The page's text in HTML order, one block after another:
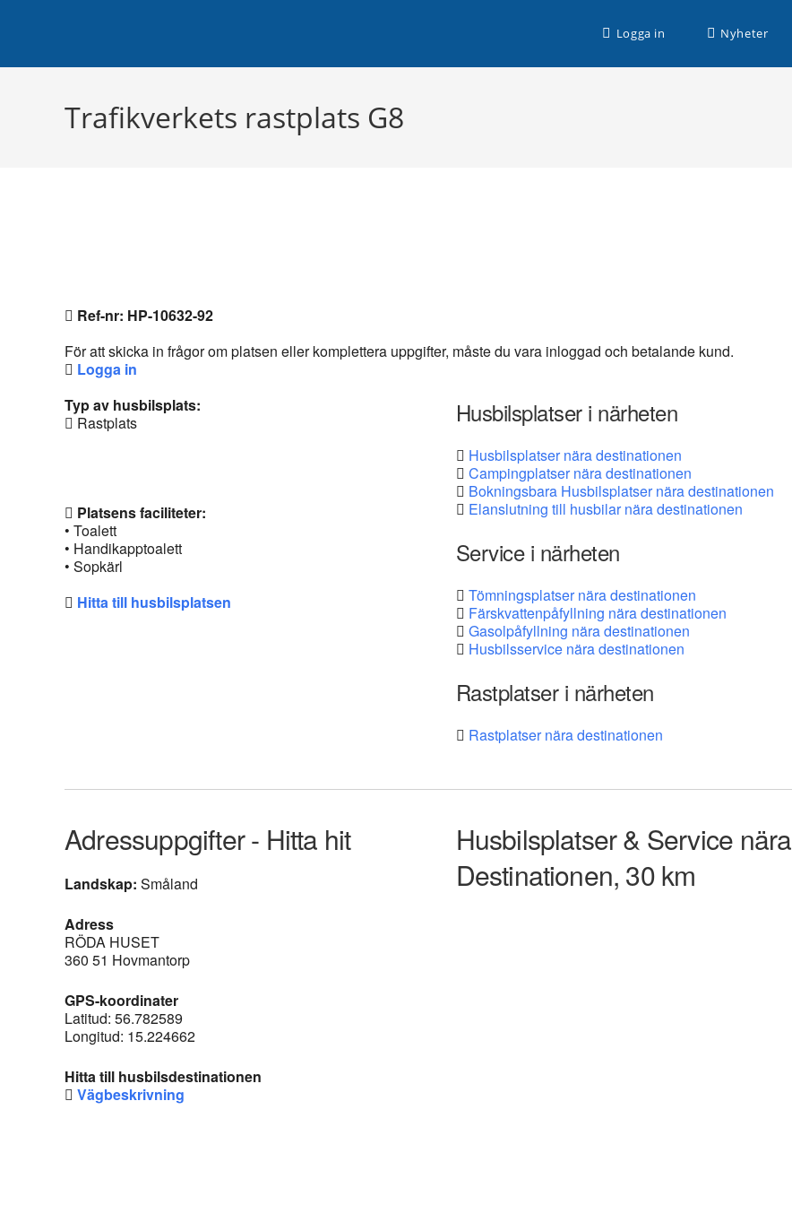
Logga in Nyheter
Trafikverkets rastplats G8
Ref-nr: HP-10632-92
För att skicka in frågor om platsen eller komplettera uppgifter, måste du vara inloggad och betalande kund.
Logga in
Typ av husbilsplats:
Rastplats
Platsens faciliteter:
• Toalett
• Handikapptoalett
• Sopkärl
Hitta till husbilsplatsen
Husbilsplatser i närheten
Husbilsplatser nära destinationen
Campingplatser nära destinationen
Bokningsbara Husbilsplatser nära destinationen
Elanslutning till husbilar nära destinationen
Service i närheten
Tömningsplatser nära destinationen
Färskvattenpåfyllning nära destinationen
Gasolpåfyllning nära destinationen
Husbilsservice nära destinationen
Rastplatser i närheten
Rastplatser nära destinationen
Adressuppgifter - Hitta hit
Landskap: Småland
Adress
RÖDA HUSET
360 51 Hovmantorp
GPS-koordinater
Latitud: 56.782589
Longitud: 15.224662
Hitta till husbilsdestinationen
Vägbeskrivning
Husbilsplatser & Service nära
Destinationen, 30 km
Planera din husbilssemester med Husbilsplatsguiden Premium!